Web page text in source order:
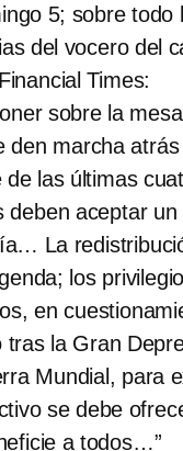
5; sobre todo
del vocero del
Times:
sobre la mesa
den marcha
de las últimas
deben aceptar
La
los
en
tras la Gran
Mundial, para
se debe
a todos…”